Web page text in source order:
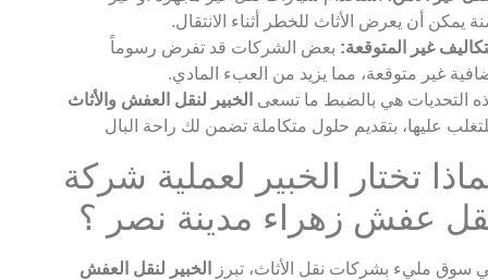
يمكن أن يعرض الأثاث للخطر أثناء الانتقال.
غير المتوقعة: بعض الشركات قد تفرض رسوماً
غير متوقعة، مما يزيد من العبء المادي.
التحديات هي بالضبط ما تسعى الخبير لنقل العفش والأثاث
تختار الخبير لعملية شركة
عفش زهراء مدينة نصر ؟
سوق مليء بشركات نقل الأثاث، تبرز
الخبير لنقل العفش